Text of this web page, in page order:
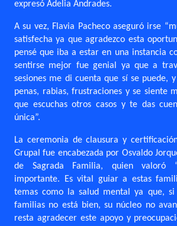
expresó Adelia Andrades.
A su vez, Flavia Pacheco aseguró irse
satisfecha ya que agradezco esta
pensé que iba a estar en una instancia
sentirse mejor fue genial ya que a
sesiones me di cuenta que sí se puede,
penas, rabias, frustraciones y se siente
que escuchas otros casos y te das
única”.
La ceremonia de clausura y
Grupal fue encabezada por Osvaldo
de Sagrada Familia, quien valoró
importante. Es vital guiar a estas
temas como la salud mental ya que,
familias no está bien, su núcleo no
resta agradecer este apoyo y